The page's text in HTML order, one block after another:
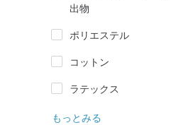
出物
ポリエステル
コットン
ラテックス
もっとみる